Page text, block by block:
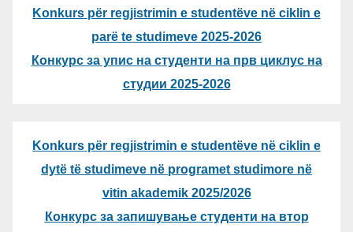
Konkurs për regjistrimin e studentëve në ciklin e
parë te studimeve 2025-2026
Конкурс за упис на студенти на прв циклус на
студии 2025-2026
Konkurs për regjistrimin e studentëve në ciklin e
dytë të studimeve në programet studimore në
vitin akademik 2025/2026
Конкурс за запишување студенти на втор